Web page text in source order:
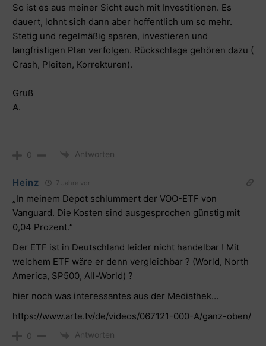
So ist es aus meiner Sicht auch mit Investitionen. Es
dauert, lohnt sich dann aber hoffentlich um so mehr.
Stetig und regelmäßig sparen, investieren und
langfristigen Plan verfolgen. Rückschlage gehören dazu (
Crash, Pleiten, Korrekturen).
Gruß
A.
0 Antworten
Heinz 7 Jahre vor
„In meinem Depot schlummert der VOO-ETF von
Vanguard. Die Kosten sind ausgesprochen günstig mit
0,04 Prozent.“
Der ETF ist in Deutschland leider nicht handelbar ! Mit
welchem ETF wäre er denn vergleichbar ? (World, North
America, SP500, All-World) ?
hier noch was interessantes aus der Mediathek…
https://www.arte.tv/de/videos/067121-000-A/ganz-oben/
0 Antworten